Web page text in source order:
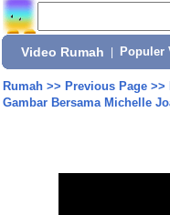
Video Rumah Populer
Rumah>> Previous Page>>
Gambar Bersama Michelle